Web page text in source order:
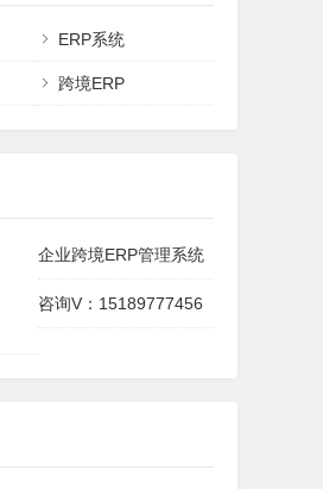
ERP系统
跨境ERP
企业跨境ERP管理系统
咨询V：15189777456